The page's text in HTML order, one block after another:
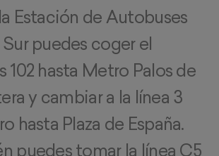
Estación de Autobuses
puedes coger el
102 hasta Metro Palos de
y cambiar a la línea 3
hasta Plaza de España.
puedes tomar la línea C5